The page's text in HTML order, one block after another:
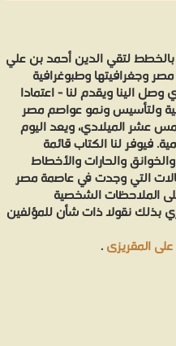
بالخطط لتقي الدين أحمد بن علي
وجغرافيتها وطبوغرافية
الينا ويقدم لنا - اعتمادا
ولتأسيس ونمو عواصم مصر
عشر الميلادي، ويعد اليوم
فيوفر لنا الكتاب قائمة
والحارات والأخطاط
التي وجدت في عاصمة مصر
الملاحظات الشخصية
بذلك نقولا ذات شأن للمؤلفين
المقريزى.